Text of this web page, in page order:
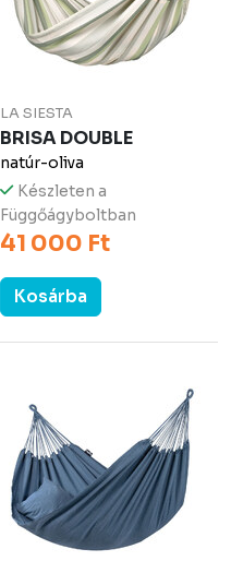
LA SIESTA
BRISA DOUBLE
natúr-oliva
Készleten a
Függőágyboltban
41 000 Ft
Kosárba